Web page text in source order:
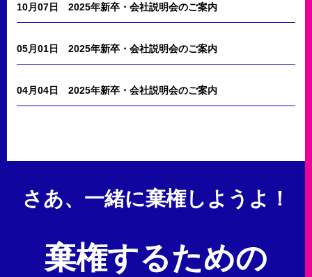
10月07日 2025年新卒・会社説明会のご案内
05月01日 2025年新卒・会社説明会のご案内
04月04日 2025年新卒・会社説明会のご案内
さあ、一緒に棄権しようよ！
棄権するための